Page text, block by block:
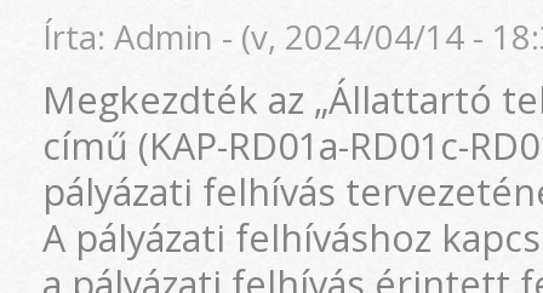
Írta: Admin - (v, 2024/04/14 -
Megkezdték az „Állattartó
című (KAP-RD01a-RD01c-
pályázati felhívás
A pályázati felhíváshoz